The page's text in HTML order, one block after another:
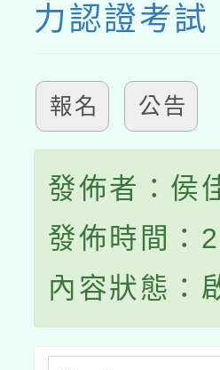
力認證考試
報名 公告
發佈者：侯
發佈時間：
內容狀態：